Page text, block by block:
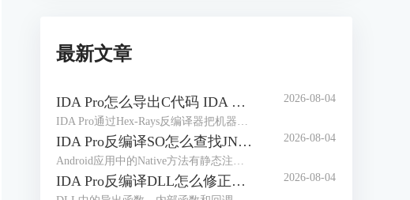
最新文章
IDA Pro怎么导出C代码 IDA Pro导出的C代码缺少变量声明如何处理 2026-08-04
IDA Pro反编译SO怎么查找JNI注册函数 IDA Pro动态注册的Native方法如何定位 2026-08-04
IDA Pro反编译DLL怎么修正调用约定 IDA Pro调用约定识别错误会造成什么影响 2026-08-04